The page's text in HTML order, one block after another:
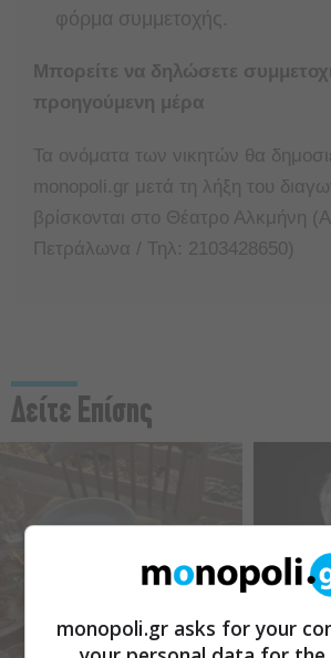
φόρμα συμμετοχής.
Μπορείτε να δηλώσετε
προηγούμενη μέρα
Τα ονόματα των νικητών θα
monopoli.gr μετά τη λήξη του
βρίσκονται στο Θέατρο Αλκμήνη
Πετράλωνα / Τηλ: 2103428650)
Δείτε Επίσης
monopoli.gr asks for your